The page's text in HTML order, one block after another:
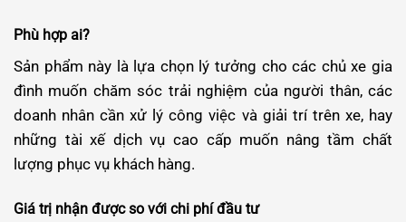
Phù hợp ai?
Sản phẩm này là lựa chọn lý tưởng cho các chủ xe gia
đình muốn chăm sóc trải nghiệm của người thân, các
doanh nhân cần xử lý công việc và giải trí trên xe, hay
những tài xế dịch vụ cao cấp muốn nâng tầm chất
lượng phục vụ khách hàng.
Giá trị nhận được so với chi phí đầu tư